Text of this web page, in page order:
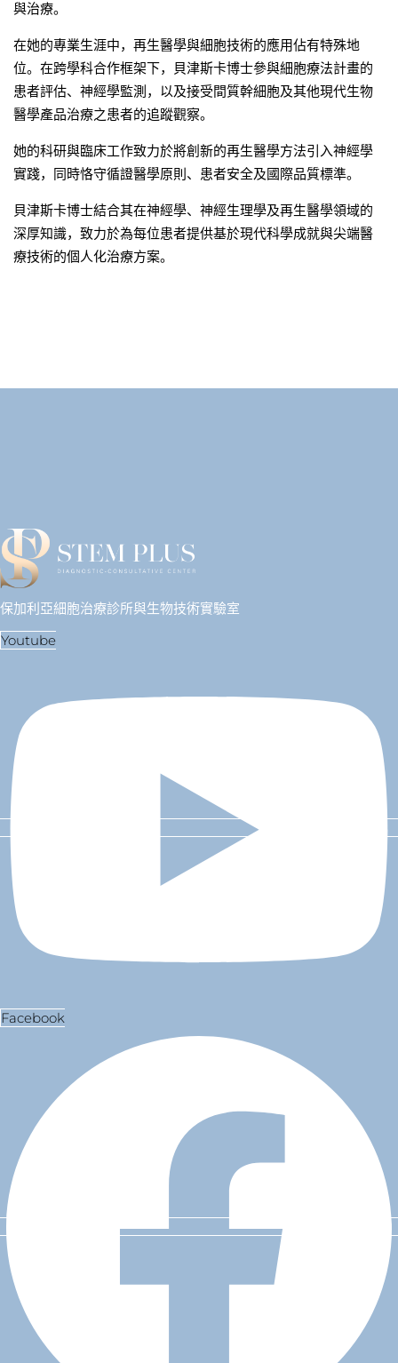
與治療。
在她的專業生涯中，再生醫學與細胞技術的應用佔有特殊地
位。在跨學科合作框架下，貝津斯卡博士參與細胞療法計畫的
患者評估、神經學監測，以及接受間質幹細胞及其他現代生物
醫學產品治療之患者的追蹤觀察。
她的科研與臨床工作致力於將創新的再生醫學方法引入神經學
實踐，同時恪守循證醫學原則、患者安全及國際品質標準。
貝津斯卡博士結合其在神經學、神經生理學及再生醫學領域的
深厚知識，致力於為每位患者提供基於現代科學成就與尖端醫
療技術的個人化治療方案。
保加利亞細胞治療診所與生物技術實驗室
Youtube
Facebook